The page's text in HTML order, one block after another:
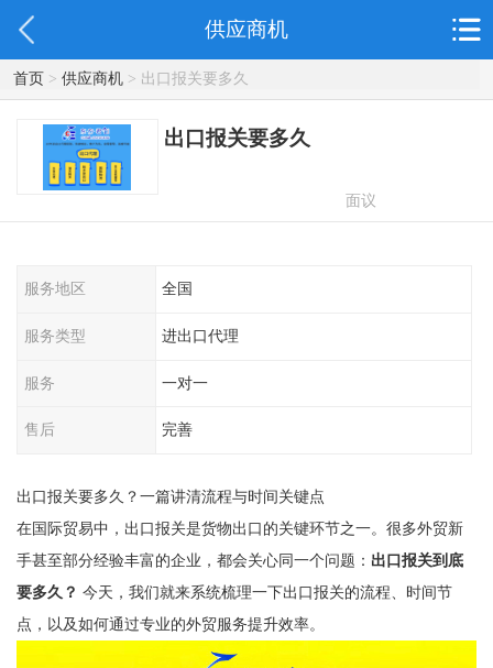
供应商机
首页> 供应商机> 出口报关要多久
出口报关要多久
面议
服务地区 全国
服务类型 进出口代理
服务 一对一
售后 完善
出口报关要多久？一篇讲清流程与时间关键点
在国际贸易中，出口报关是货物出口的关键环节之一。很多外贸新
手甚至部分经验丰富的企业，都会关心同一个问题： 出口报关到底
要多久？ 今天，我们就来系统梳理一下出口报关的流程、时间节
点，以及如何通过专业的外贸服务提升效率。